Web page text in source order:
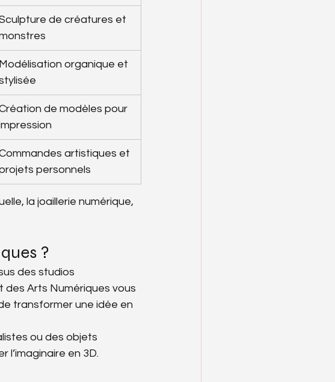
de créatures et
Modélisation organique et
de modèles pour
artistiques et
personnels
la joaillerie numérique,
?
des studios
des Arts Numériques vous
transformer une idée en
ou des objets
l’imaginaire en 3D.